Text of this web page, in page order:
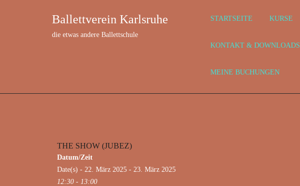
Ballettverein Karlsruhe
die etwas andere Ballettschule
STARTSEITE KURSE
KONTAKT & DOWNLOADS
MEINE BUCHUNGEN
März 22, 2025
THE SHOW (JUBEZ)
Datum/Zeit
Date(s) - 22. März 2025 - 23. März 2025
12:30 - 13:00